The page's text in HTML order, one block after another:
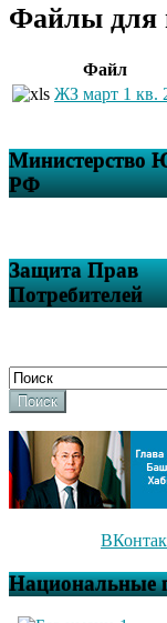
Файлы для
Файл
ЖЗ март 1 кв.
Министерство
РФ
Защита Прав
Потребителей
Поиск
Национальные